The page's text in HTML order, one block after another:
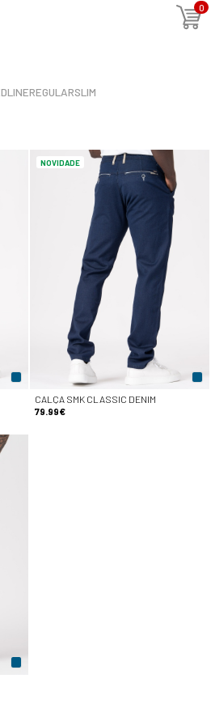
0
REGULARSLIM
NOVIDADE
CALÇA SMK CLASSIC DENIM
79.99€